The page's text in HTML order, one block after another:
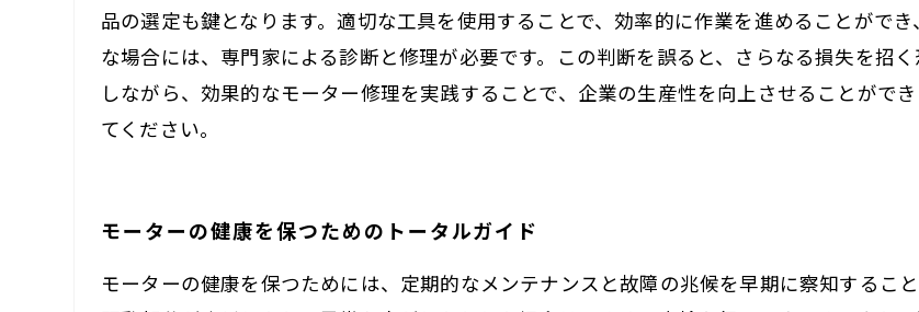
品の選定も鍵となります。適切な工具を使用することで、効率的に作業を進めることがで
な場合には、専門家による診断と修理が必要です。この判断を誤ると、さらなる損失を招
しながら、効果的なモーター修理を実践することで、企業の生産性を向上させることがで
てください。
モーターの健康を保つためのトータルガイド
モーターの健康を保つためには、定期的なメンテナンスと故障の兆候を早期に察知するこ